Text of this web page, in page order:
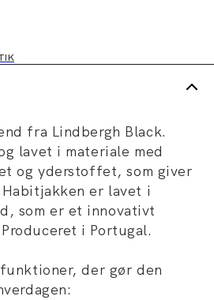
fra Lindbergh Black.
lavet i materiale med
og yderstoffet, som giver
er lavet i
som er et innovativt
i Portugal.
der gør den